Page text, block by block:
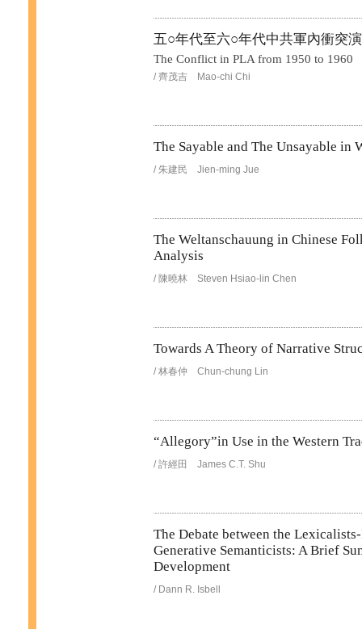
五○年代至六○年代中共軍內衝突
The Conflict in PLA from 1950 to 1960
/ 齊茂吉 Mao-chi Chi
The Sayable and The Unsayable in
/ 朱建民 Jien-ming Jue
The Weltanschauung in Chinese
Analysis
/ 陳曉林 Steven Hsiao-lin Chen
Towards A Theory of Narrative
/ 林春仲 Chun-chung Lin
“Allegory”in Use in the Western
/ 許經田 James C.T. Shu
The Debate between the
Generative Semanticists: A Brief
Development
/ Dann R. Isbell